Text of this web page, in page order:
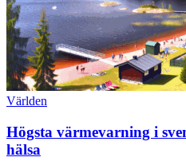
Världen
Högsta värmevarning i
hälsa